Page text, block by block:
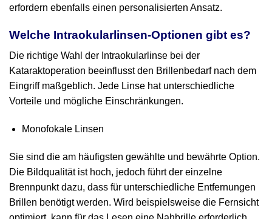
erfordern ebenfalls einen personalisierten Ansatz.
Welche Intraokularlinsen‑Optionen gibt es?
Die richtige Wahl der Intraokularlinse bei der
Kataraktoperation beeinflusst den Brillenbedarf nach dem
Eingriff maßgeblich. Jede Linse hat unterschiedliche
Vorteile und mögliche Einschränkungen.
Monofokale Linsen
Sie sind die am häufigsten gewählte und bewährte Option.
Die Bildqualität ist hoch, jedoch führt der einzelne
Brennpunkt dazu, dass für unterschiedliche Entfernungen
Brillen benötigt werden. Wird beispielsweise die Fernsicht